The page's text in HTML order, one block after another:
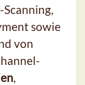
sowie
von
,